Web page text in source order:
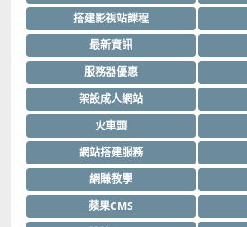
搭建影視站課程
最新資訊
服務器優惠
架設成人網站
火車頭
網站搭建服務
網賺教學
蘋果CMS